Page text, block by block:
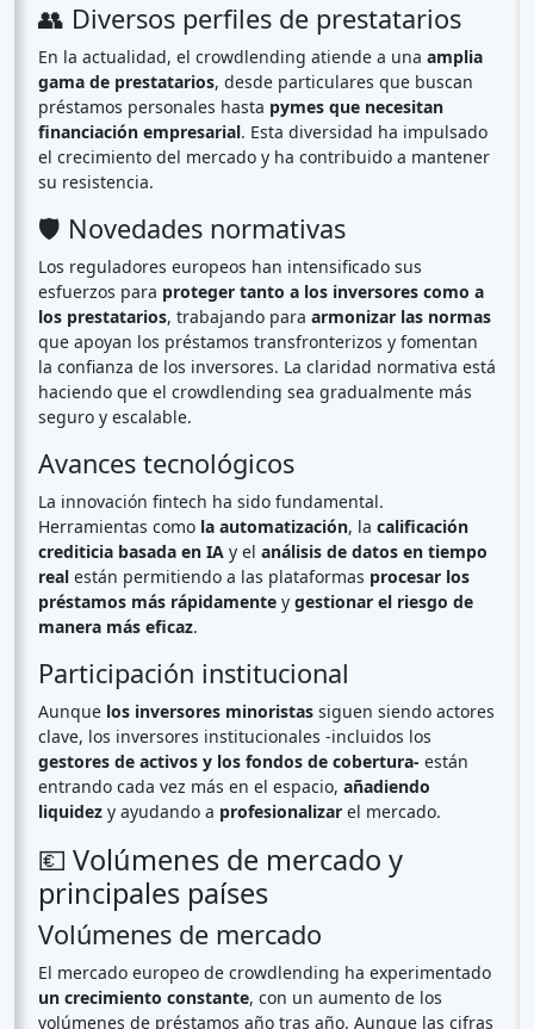
👥 Diversos perfiles de prestatarios
En la actualidad, el crowdlending atiende a una amplia
gama de prestatarios, desde particulares que buscan
préstamos personales hasta pymes que necesitan
financiación empresarial. Esta diversidad ha impulsado
el crecimiento del mercado y ha contribuido a mantener
su resistencia.
🛡️ Novedades normativas
Los reguladores europeos han intensificado sus
esfuerzos para proteger tanto a los inversores como a
los prestatarios, trabajando para armonizar las normas
que apoyan los préstamos transfronterizos y fomentan
la confianza de los inversores. La claridad normativa está
haciendo que el crowdlending sea gradualmente más
seguro y escalable.
Avances tecnológicos
La innovación fintech ha sido fundamental.
Herramientas como la automatización, la calificación
crediticia basada en IA y el análisis de datos en tiempo
real están permitiendo a las plataformas procesar los
préstamos más rápidamente y gestionar el riesgo de
manera más eficaz.
Participación institucional
Aunque los inversores minoristas siguen siendo actores
clave, los inversores institucionales -incluidos los
gestores de activos y los fondos de cobertura- están
entrando cada vez más en el espacio, añadiendo
liquidez y ayudando a profesionalizar el mercado.
💶 Volúmenes de mercado y
principales países
Volúmenes de mercado
El mercado europeo de crowdlending ha experimentado
un crecimiento constante, con un aumento de los
volúmenes de préstamos año tras año. Aunque las cifras